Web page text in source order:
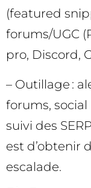
(featured
forums/UGC
pro, Discord,
– Outillage :
forums, social
suivi des
est d’obtenir
escalade.